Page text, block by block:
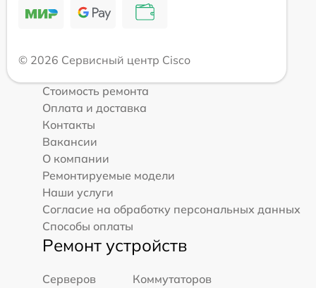
© 2026 Сервисный центр Cisco
Стоимость ремонта
Оплата и доставка
Контакты
Вакансии
О компании
Ремонтируемые модели
Наши услуги
Согласие на обработку персональных данных
Способы оплаты
Ремонт устройств
Серверов
Коммутаторов